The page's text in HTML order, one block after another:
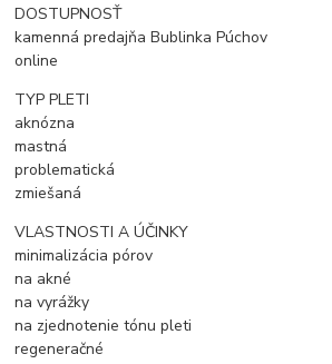
DOSTUPNOSŤ
kamenná predajňa Bublinka Púchov
online
TYP PLETI
aknózna
mastná
problematická
zmiešaná
VLASTNOSTI A ÚČINKY
minimalizácia pórov
na akné
na vyrážky
na zjednotenie tónu pleti
regeneračné